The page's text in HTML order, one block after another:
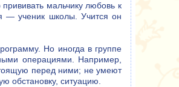
мальчику любовь к
— ученик школы. Учится он
Но иногда в группе
операциями. Например,
перед ними; не умеют
обстановку, ситуацию.